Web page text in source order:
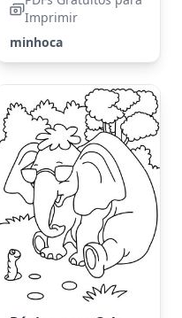
Imprimir
minhoca